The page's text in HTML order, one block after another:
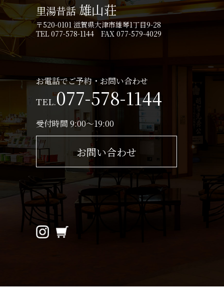
里湯昔話雄山荘
〒520-0101 滋賀県大津市雄琴1丁目9-28
TEL 077-578-1144 FAX 077-579-4029
お電話でご予約・お問い合わせ
TEL.077-578-1144
受付時間 9:00～19:00
お問い合わせ